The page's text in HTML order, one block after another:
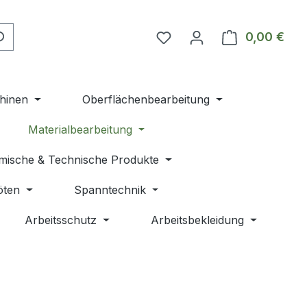
Du hast 0 Produkte auf
0,00 €
Oberflächenbearbeitung
Materialbearbeitung
& Technische Produkte
Spanntechnik
Arbeitsschutz Arbeitsbekleidung